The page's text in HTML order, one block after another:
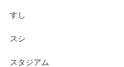
すし
スシ
スタジアム